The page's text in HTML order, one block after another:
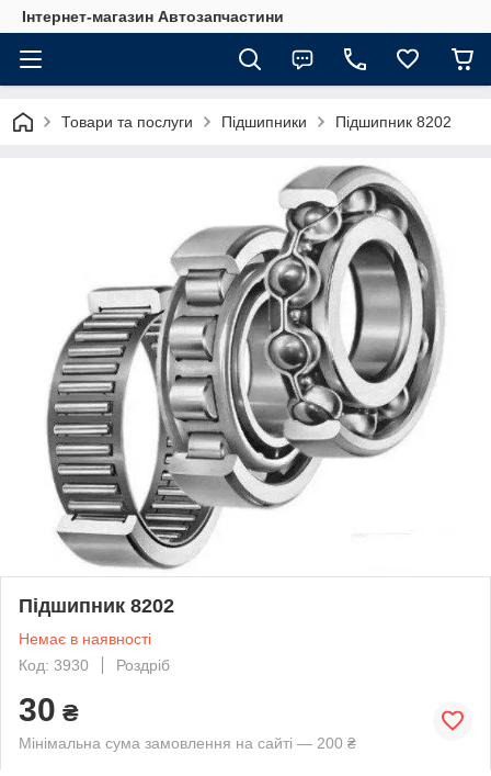
Інтернет-магазин Автозапчастини
Товари та послуги Підшипники Підшипник 8202
Підшипник 8202
Немає в наявності
Код: 3930
Роздріб
30 ₴
Мінімальна сума замовлення на сайті — 200 ₴